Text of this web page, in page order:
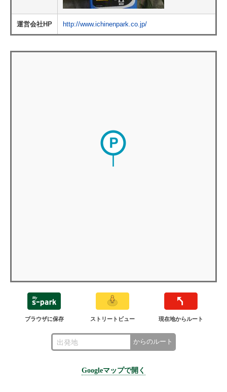
運営会社HP http://www.ichinenpark.co.jp/
ブラウザに保存 ストリートビュー 現在地からルート
からのルート
Googleマップで開く